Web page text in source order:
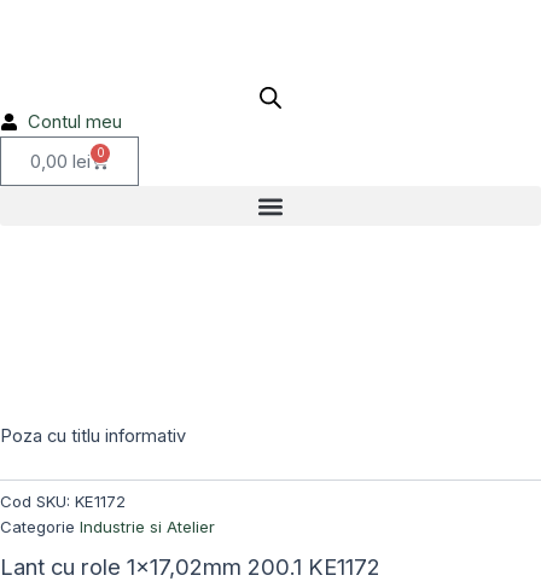
Contul meu
0,00 lei 0
Cart
Poza cu titlu informativ
Cod SKU: KE1172
Categorie Industrie si Atelier
Lant cu role 1×17,02mm 200.1 KE1172